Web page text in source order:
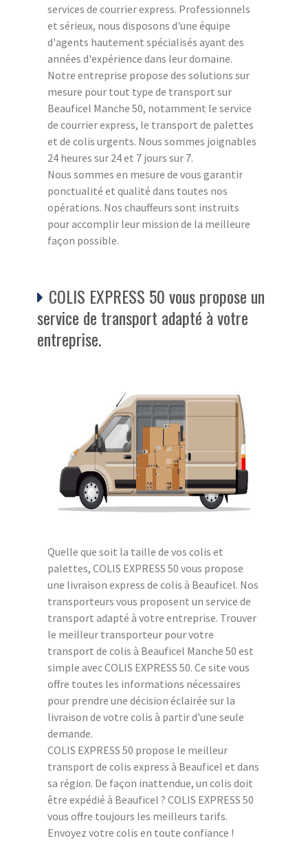
services de courrier express. Professionnels
et sérieux, nous disposons d'une équipe
d'agents hautement spécialisés ayant des
années d'expérience dans leur domaine.
Notre entreprise propose des solutions sur
mesure pour tout type de transport sur
Beauficel Manche 50, notamment le service
de courrier express, le transport de palettes
et de colis urgents. Nous sommes joignables
24 heures sur 24 et 7 jours sur 7.
Nous sommes en mesure de vous garantir
ponctualité et qualité dans toutes nos
opérations. Nos chauffeurs sont instruits
pour accomplir leur mission de la meilleure
façon possible.
COLIS EXPRESS 50 vous propose un
service de transport adapté à votre
entreprise.
Quelle que soit la taille de vos colis et
palettes, COLIS EXPRESS 50 vous propose
une livraison express de colis à Beauficel. Nos
transporteurs vous proposent un service de
transport adapté à votre entreprise. Trouver
le meilleur transporteur pour votre
transport de colis à Beauficel Manche 50 est
simple avec COLIS EXPRESS 50. Ce site vous
offre toutes les informations nécessaires
pour prendre une décision éclairée sur la
livraison de votre colis à partir d'une seule
demande.
COLIS EXPRESS 50 propose le meilleur
transport de colis express à Beauficel et dans
sa région. De façon inattendue, un colis doit
être expédié à Beauficel ? COLIS EXPRESS 50
vous offre toujours les meilleurs tarifs.
Envoyez votre colis en toute confiance !